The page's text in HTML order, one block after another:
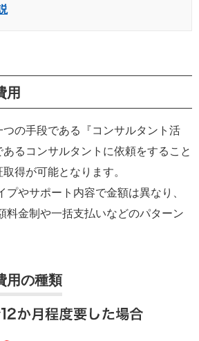
用
の手段である『コンサルタント活
るコンサルタントに依頼をすること
得が可能となります。
やサポート内容で金額は異なり、
料金制や一括支払いなどのパターン
用の種類